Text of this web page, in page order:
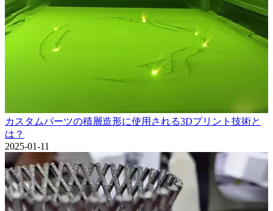
カスタムパーツの積層造形に使用される3Dプリント技術と
は？
2025-01-11